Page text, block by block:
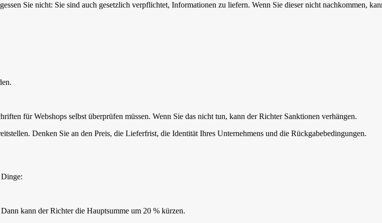
Sie nicht: Sie sind auch gesetzlich verpflichtet, Informationen zu liefern. Wenn Sie dieser nicht nachkommen,
für Webshops selbst überprüfen müssen. Wenn Sie das nicht tun, kann der Richter Sanktionen verhängen.
Denken Sie an den Preis, die Lieferfrist, die Identität Ihres Unternehmens und die Rückgabebedingungen.
kann der Richter die Hauptsumme um 20 % kürzen.